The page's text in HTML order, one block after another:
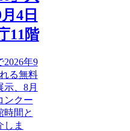
4日
11階
2026年9
る無料
、8月
ンクー
時間と
しま